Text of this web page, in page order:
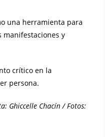
una herramienta para
manifestaciones y
crítico en la
persona.
Ghiccelle Chacín / Fotos: